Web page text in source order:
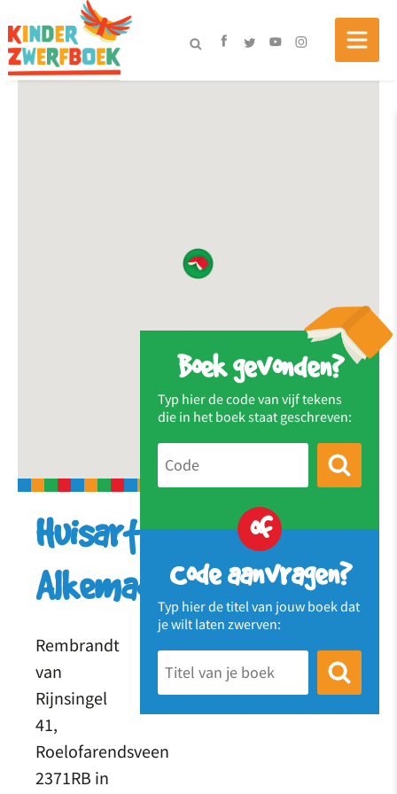
Boek gevonden?
Typ hier de code van vijf tekens
die in het boek staat geschreven:
of
Code aanvragen?
Typ hier de titel van jouw boek dat
je wilt laten zwerven:
Huisartsenpraktijk
Alkemade
Rembrandt
van
Rijnsingel
41,
Roelofarendsveen
2371RB in